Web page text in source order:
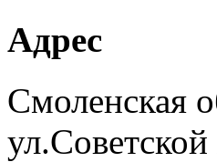
Адрес
Смоленская